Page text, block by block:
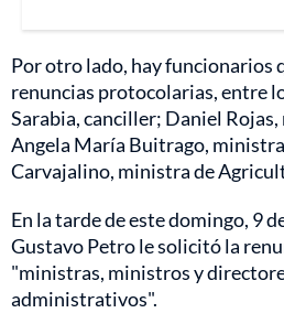
Por otro lado, hay funcionarios
renuncias protocolarias, entre
Sarabia, canciller; Daniel
Angela María Buitrago,
Carvajalino, ministra de
En la tarde de este domingo, 9
Gustavo Petro le solicitó la
"ministras, ministros y
administrativos".